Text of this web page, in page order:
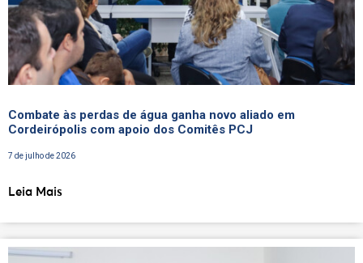
Combate às perdas de água ganha novo aliado em
Cordeirópolis com apoio dos Comitês PCJ
7 de julho de 2026
Leia Mais